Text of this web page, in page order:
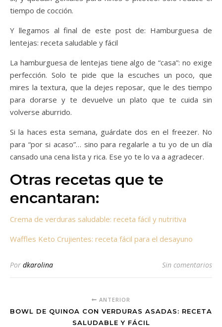
tiempo de cocción.
Y llegamos al final de este post de: Hamburguesa de
lentejas: receta saludable y fácil
La hamburguesa de lentejas tiene algo de “casa”: no exige
perfección. Solo te pide que la escuches un poco, que
mires la textura, que la dejes reposar, que le des tiempo
para dorarse y te devuelve un plato que te cuida sin
volverse aburrido.
Si la haces esta semana, guárdate dos en el freezer. No
para “por si acaso”… sino para regalarle a tu yo de un día
cansado una cena lista y rica. Ese yo te lo va a agradecer.
Otras recetas que te
encantaran:
Crema de verduras saludable: receta fácil y nutritiva
Waffles Keto Crujientes: receta fácil para el desayuno
Por dkarolina Sin comentarios
ANTERIOR
BOWL DE QUINOA CON VERDURAS ASADAS: RECETA
SALUDABLE Y FÁCIL